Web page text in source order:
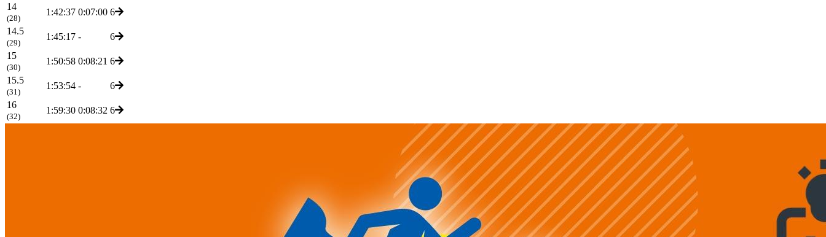
14
(28)
1:42:37 0:07:00 6
14.5
(29)
1:45:17 -
6
15
(30)
1:50:58 0:08:21 6
15.5
(31)
1:53:54 -
6
16
(32)
1:59:30 0:08:32 6